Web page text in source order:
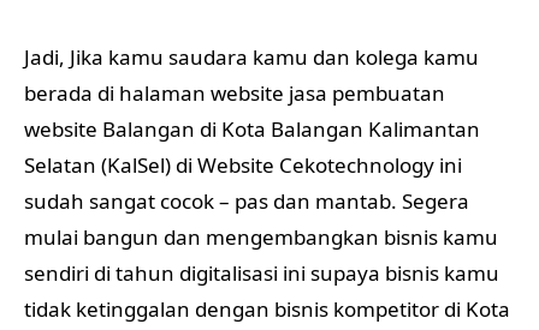
Jadi, Jika kamu saudara kamu dan kolega kamu
berada di halaman website jasa pembuatan
website Balangan di Kota Balangan Kalimantan
Selatan (KalSel) di Website Cekotechnology ini
sudah sangat cocok – pas dan mantab. Segera
mulai bangun dan mengembangkan bisnis kamu
sendiri di tahun digitalisasi ini supaya bisnis kamu
tidak ketinggalan dengan bisnis kompetitor di Kota